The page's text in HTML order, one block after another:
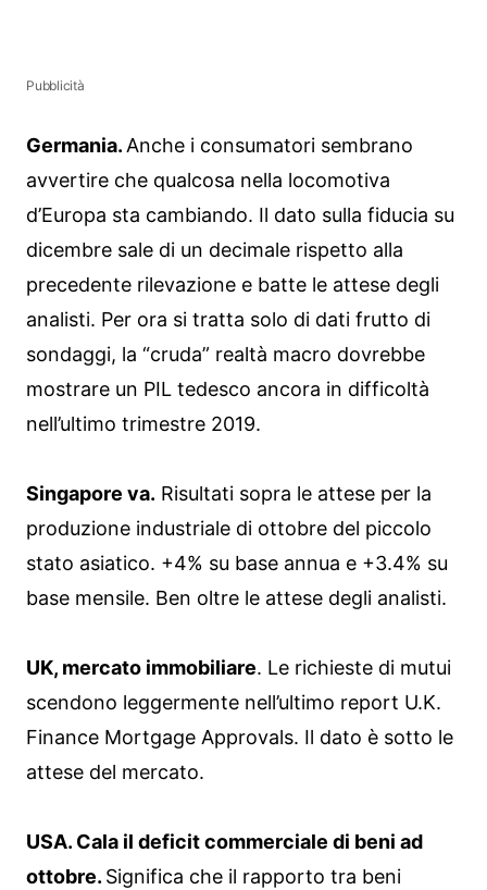
Pubblicità
Germania. Anche i consumatori sembrano
avvertire che qualcosa nella locomotiva
d’Europa sta cambiando. Il dato sulla fiducia su
dicembre sale di un decimale rispetto alla
precedente rilevazione e batte le attese degli
analisti. Per ora si tratta solo di dati frutto di
sondaggi, la “cruda” realtà macro dovrebbe
mostrare un PIL tedesco ancora in difficoltà
nell’ultimo trimestre 2019.
Singapore va. Risultati sopra le attese per la
produzione industriale di ottobre del piccolo
stato asiatico. +4% su base annua e +3.4% su
base mensile. Ben oltre le attese degli analisti.
UK, mercato immobiliare. Le richieste di mutui
scendono leggermente nell’ultimo report U.K.
Finance Mortgage Approvals. Il dato è sotto le
attese del mercato.
USA. Cala il deficit commerciale di beni ad
ottobre. Significa che il rapporto tra beni